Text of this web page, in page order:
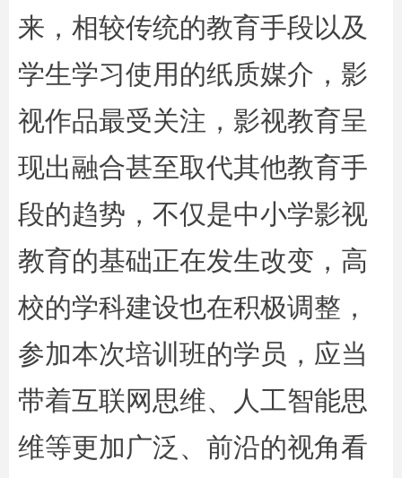
来，相较传统的教育手段以及
学生学习使用的纸质媒介，影
视作品最受关注，影视教育呈
现出融合甚至取代其他教育手
段的趋势，不仅是中小学影视
教育的基础正在发生改变，高
校的学科建设也在积极调整，
参加本次培训班的学员，应当
带着互联网思维、人工智能思
维等更加广泛、前沿的视角看